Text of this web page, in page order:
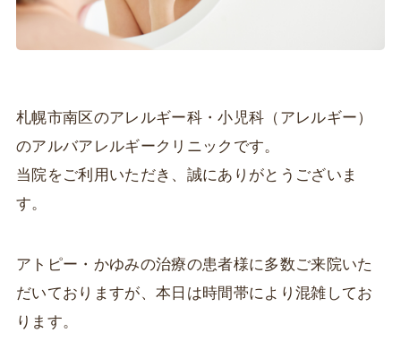
札幌市南区のアレルギー科・小児科（アレルギー）
のアルバアレルギークリニックです。
当院をご利用いただき、誠にありがとうございま
す。
アトピー・かゆみの治療の患者様に多数ご来院いた
だいておりますが、本日は時間帯により混雑してお
ります。